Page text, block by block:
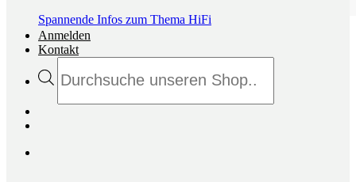
Spannende Infos zum Thema HiFi
Anmelden
Kontakt
search